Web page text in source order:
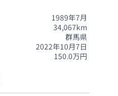
1989年7月
34,067km
群馬県
2022年10月7日
150.0万円